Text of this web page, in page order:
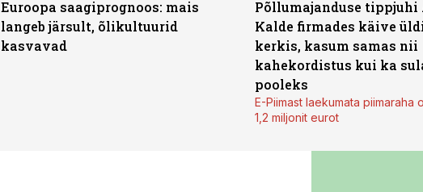
Euroopa saagiprognoos: mais
langeb järsult, õlikultuurid
kasvavad
Põllumajanduse tippjuhi
Kalde firmades käive
kerkis, kasum samas nii
kahekordistus kui ka
pooleks
E-Piimast laekumata piimaraha
1,2 miljonit eurot